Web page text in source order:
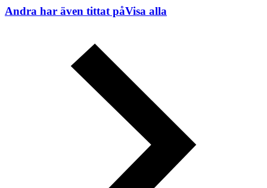
Andra har även tittat påVisa alla